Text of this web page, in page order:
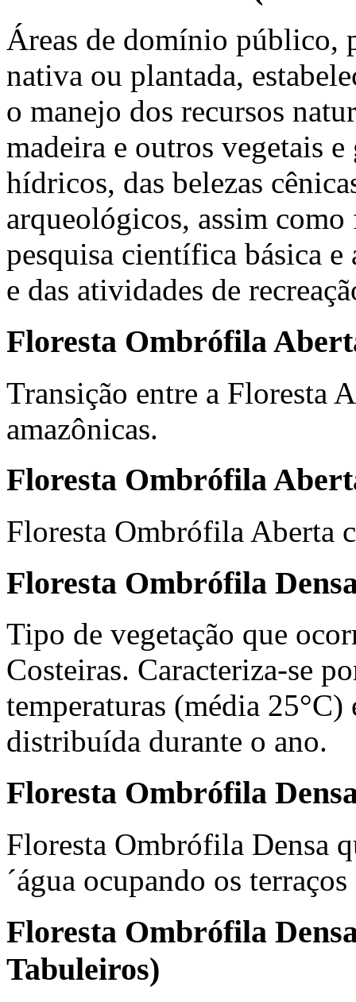
Áreas de domínio público,
nativa ou plantada,
o manejo dos recursos
madeira e outros vegetais
hídricos, das belezas
arqueológicos, assim
pesquisa científica básica
e das atividades de
Floresta Ombrófila
Transição entre a Floresta
amazônicas.
Floresta Ombrófila
Floresta Ombrófila Aberta
Floresta Ombrófila
Tipo de vegetação que
Costeiras. Caracteriza-se
temperaturas (média
distribuída durante o ano.
Floresta Ombrófila
Floresta Ombrófila Densa
´água ocupando os
Floresta Ombrófila
Tabuleiros)